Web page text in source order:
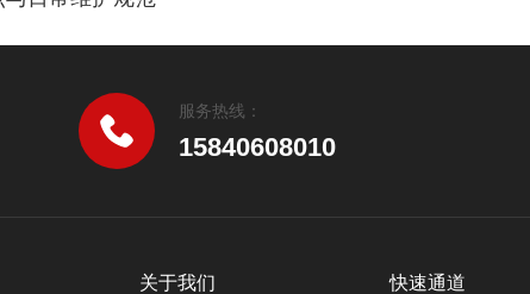
服务热线：
15840608010
关于我们 快速通道